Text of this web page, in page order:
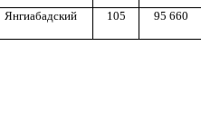
Янгиабадский 105 95 660